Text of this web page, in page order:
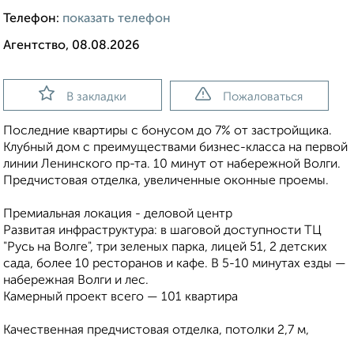
Телефон: показать телефон
Агентство, 08.08.2026
В закладки Пожаловаться
Последние квартиры с бонусом до 7% от застройщика.
Клубный дом с преимуществами бизнес-класса на первой
линии Ленинского пр-та. 10 минут от набережной Волги.
Предчистовая отделка, увеличенные оконные проемы.
Премиальная локация - деловой центр
Развитая инфраструктура: в шаговой доступности ТЦ
"Русь на Волге", три зеленых парка, лицей 51, 2 детских
сада, более 10 ресторанов и кафе. В 5-10 минутах езды —
набережная Волги и лес.
Камерный проект всего — 101 квартира
Качественная предчистовая отделка, потолки 2,7 м,